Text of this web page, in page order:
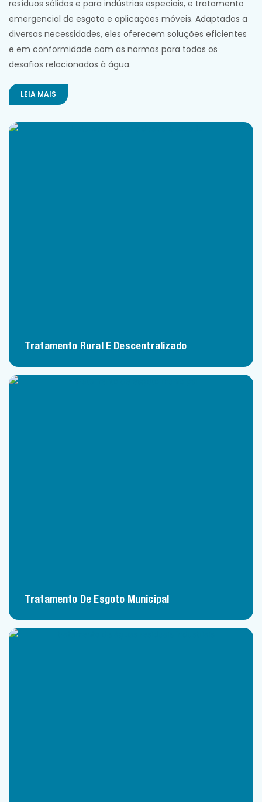
resíduos sólidos e para indústrias especiais, e tratamento
emergencial de esgoto e aplicações móveis. Adaptados a
diversas necessidades, eles oferecem soluções eficientes
e em conformidade com as normas para todos os
desafios relacionados à água.
LEIA MAIS
Tratamento Rural E Descentralizado
Tratamento De Esgoto Municipal